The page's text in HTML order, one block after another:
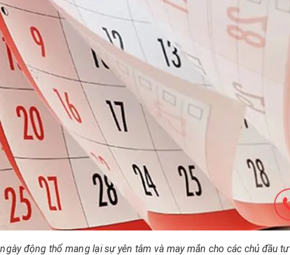
động thổ mang lại sự yên tâm và may mắn cho các chủ đầu tư